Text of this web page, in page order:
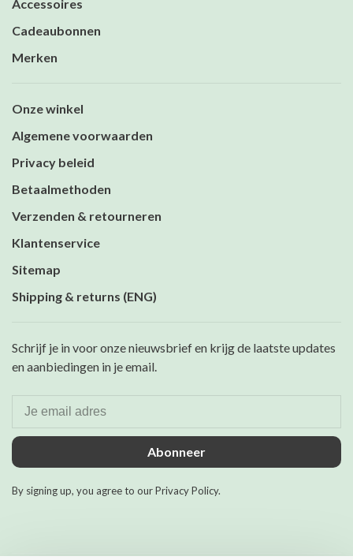
Accessoires
Cadeaubonnen
Merken
Onze winkel
Algemene voorwaarden
Privacy beleid
Betaalmethoden
Verzenden & retourneren
Klantenservice
Sitemap
Shipping & returns (ENG)
Schrijf je in voor onze nieuwsbrief en krijg de laatste updates
en aanbiedingen in je email.
Abonneer
By signing up, you agree to our Privacy Policy.